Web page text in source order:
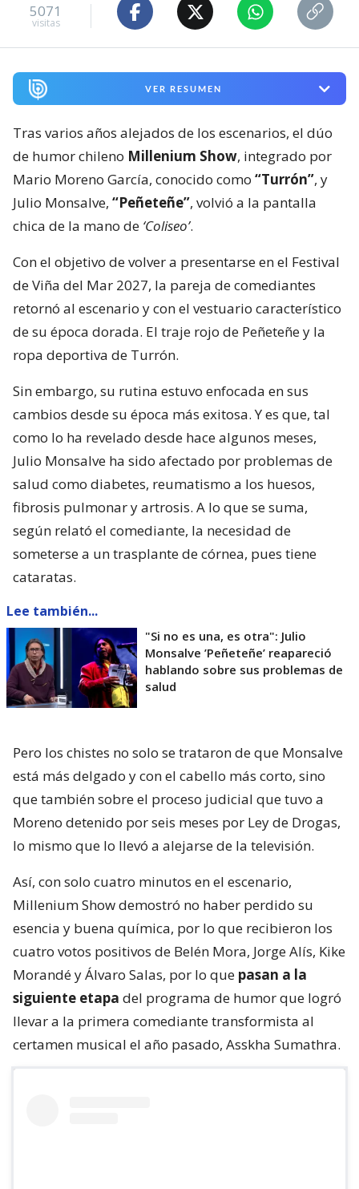
5071
visitas
VER RESUMEN
Tras varios años alejados de los escenarios, el dúo
de humor chileno Millenium Show, integrado por
Mario Moreno García, conocido como “Turrón”, y
Julio Monsalve, “Peñeteñe”, volvió a la pantalla
chica de la mano de ‘Coliseo’.
Con el objetivo de volver a presentarse en el Festival
de Viña del Mar 2027, la pareja de comediantes
retornó al escenario y con el vestuario característico
de su época dorada. El traje rojo de Peñeteñe y la
ropa deportiva de Turrón.
Sin embargo, su rutina estuvo enfocada en sus
cambios desde su época más exitosa. Y es que, tal
como lo ha revelado desde hace algunos meses,
Julio Monsalve ha sido afectado por problemas de
salud como diabetes, reumatismo a los huesos,
fibrosis pulmonar y artrosis. A lo que se suma,
según relató el comediante, la necesidad de
someterse a un trasplante de córnea, pues tiene
cataratas.
Lee también...
"Si no es una, es otra": Julio
Monsalve ’Peñeteñe’ reapareció
hablando sobre sus problemas de
salud
Pero los chistes no solo se trataron de que Monsalve
está más delgado y con el cabello más corto, sino
que también sobre el proceso judicial que tuvo a
Moreno detenido por seis meses por Ley de Drogas,
lo mismo que lo llevó a alejarse de la televisión.
Así, con solo cuatro minutos en el escenario,
Millenium Show demostró no haber perdido su
esencia y buena química, por lo que recibieron los
cuatro votos positivos de Belén Mora, Jorge Alís, Kike
Morandé y Álvaro Salas, por lo que pasan a la
siguiente etapa del programa de humor que logró
llevar a la primera comediante transformista al
certamen musical el año pasado, Asskha Sumathra.